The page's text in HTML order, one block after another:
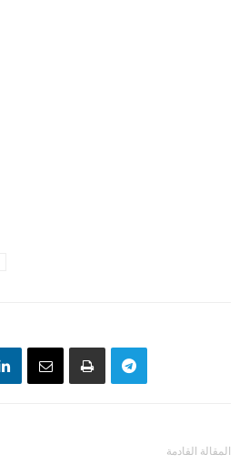
المقالة القادمة